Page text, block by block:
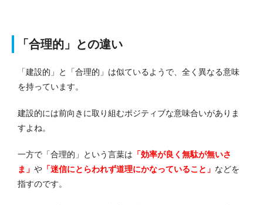
「合理的」との違い
「建設的」と「合理的」は似ているようで、全く異なる意味
を持っています。
建設的には前向きに取り組むポジティブな意味合いがありま
すよね。
一方で「合理的」という言葉は 「効率が良く無駄が無いさ
ま」 や 「迷信にとらわれず道理にかなっていること」 などを
指すのです。